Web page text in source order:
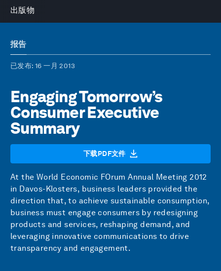
出版物
报告
已发布: 16 一月 2013
Engaging Tomorrow’s
Consumer Executive
Summary
下载PDF文件
At the World Economic FOrum Annual Meeting 2012
in Davos-Klosters, business leaders provided the
direction that, to achieve sustainable consumption,
business must engage consumers by redesigning
products and services, reshaping demand, and
leveraging innovative communications to drive
transparency and engagement.